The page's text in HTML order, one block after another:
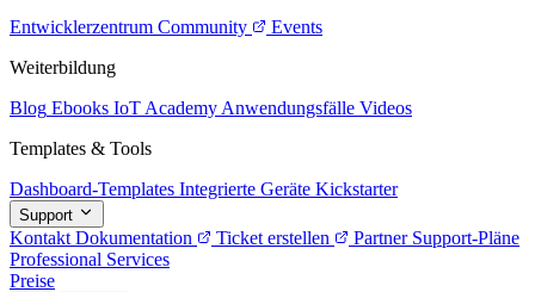
Entwicklerzentrum Community
Events
Weiterbildung
Blog Ebooks IoT Academy Anwendungsfälle Videos
Templates & Tools
Dashboard-Templates Integrierte Geräte Kickstarter
Support
Kontakt Dokumentation Ticket erstellen Partner Support-Pläne
Professional Services
Preise